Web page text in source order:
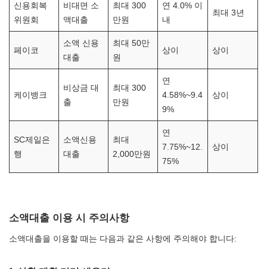
신용회복
위원회
비대면 소
액대출
최대 300
만원
연 4.0% 이
내
최대 3년
페이코
소액 신용
대출
최대 50만
원
상이 상이
케이뱅크
비상금 대
출
최대 300
만원
연
4.58%~9.4
9%
상이
SC제일은
행
소액신용
대출
최대
2,000만원
연
7.75%~12.
75%
상이
소액대출 이용 시 주의사항
소액대출을 이용할 때는 다음과 같은 사항에 주의해야 합니다: